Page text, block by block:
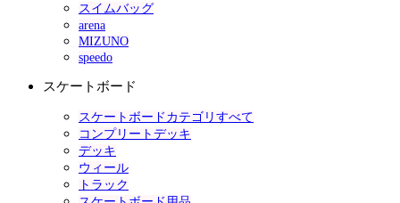
スイムバッグ
arena
MIZUNO
speedo
スケートボード
スケートボードカテゴリすべて
コンプリートデッキ
デッキ
ウィール
トラック